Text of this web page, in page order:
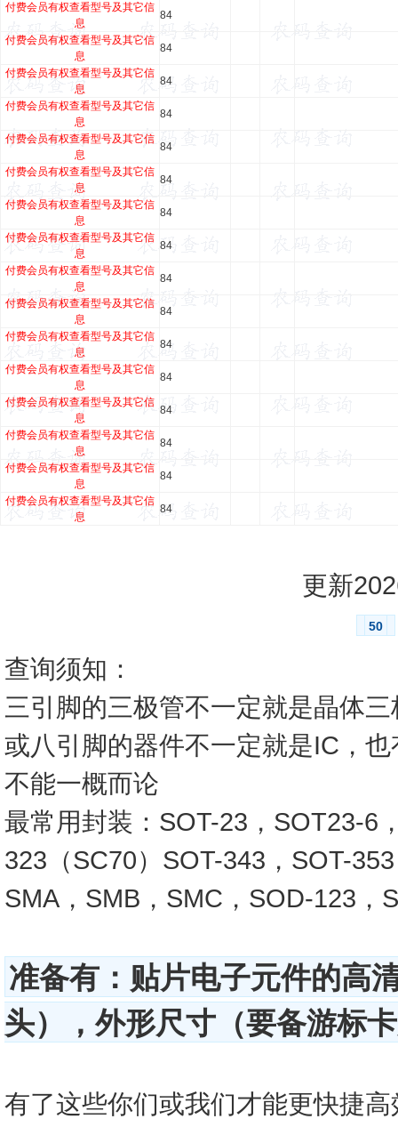
付费会员有权查看型号及其它信
息
84
付费会员有权查看型号及其它信
息
84
付费会员有权查看型号及其它信
息
84
付费会员有权查看型号及其它信
息
84
付费会员有权查看型号及其它信
息
84
付费会员有权查看型号及其它信
息
84
付费会员有权查看型号及其它信
息
84
付费会员有权查看型号及其它信
息
84
付费会员有权查看型号及其它信
息
84
付费会员有权查看型号及其它信
息
84
付费会员有权查看型号及其它信
息
84
付费会员有权查看型号及其它信
息
84
付费会员有权查看型号及其它信
息
84
付费会员有权查看型号及其它信
息
84
付费会员有权查看型号及其它信
息
84
付费会员有权查看型号及其它信
息
84
更新
50
查询须知：
三引脚的三极管不一定就是晶体
或八引脚的器件不一定就是IC，
不能一概而论
最常用封装：SOT-23，SOT23-6
323（SC70）SOT-343，SOT-
SMA，SMB，SMC，SOD-123，
准备有：贴片电子元件的高
头），外形尺寸（要备游标
有了这些你们或我们才能更快捷